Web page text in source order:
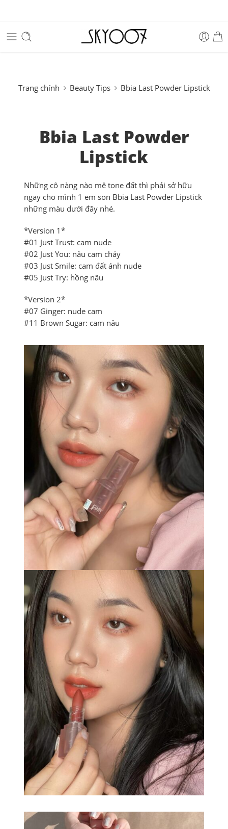
Trang chính Beauty Tips Bbia Last Powder Lipstick
Bbia Last Powder
Lipstick
Những cô nàng nào mê tone đất thì phải sở hữu
ngay cho mình 1 em son Bbia Last Powder Lipstick
những màu dưới đây nhé.
*Version 1*
#01 Just Trust: cam nude
#02 Just You: nâu cam cháy
#03 Just Smile: cam đất ánh nude
#05 Just Try: hồng nâu
*Version 2*
#07 Ginger: nude cam
#11 Brown Sugar: cam nâu